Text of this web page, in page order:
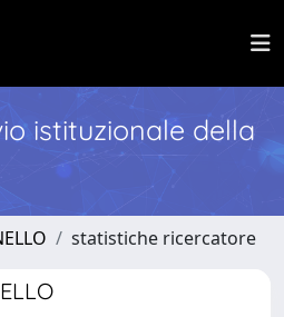
istituzionale della
statistiche ricercatore